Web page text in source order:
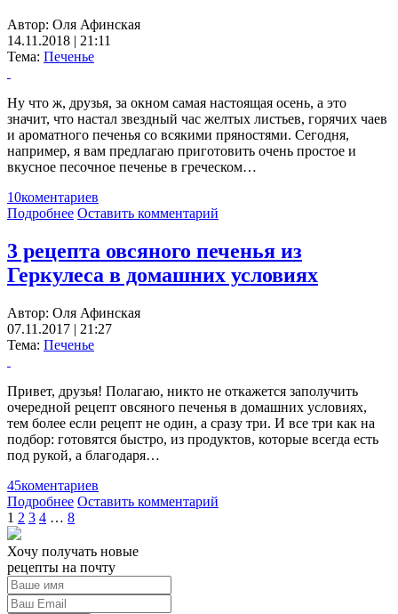
Автор: Оля Афинская
14.11.2018 | 21:11
Тема: Печенье
Ну что ж, друзья, за окном самая настоящая осень, а это
значит, что настал звездный час желтых листьев, горячих чаев
и ароматного печенья со всякими пряностями. Сегодня,
например, я вам предлагаю приготовить очень простое и
вкусное песочное печенье в греческом…
10коментариев
Подробнее Оставить комментарий
3 рецепта овсяного печенья из
Геркулеса в домашних условиях
Автор: Оля Афинская
07.11.2017 | 21:27
Тема: Печенье
Привет, друзья! Полагаю, никто не откажется заполучить
очередной рецепт овсяного печенья в домашних условиях,
тем более если рецепт не один, а сразу три. И все три как на
подбор: готовятся быстро, из продуктов, которые всегда есть
под рукой, а благодаря…
45коментариев
Подробнее Оставить комментарий
1 2 3 4 … 8
Хочу получать новые
рецепты на почту